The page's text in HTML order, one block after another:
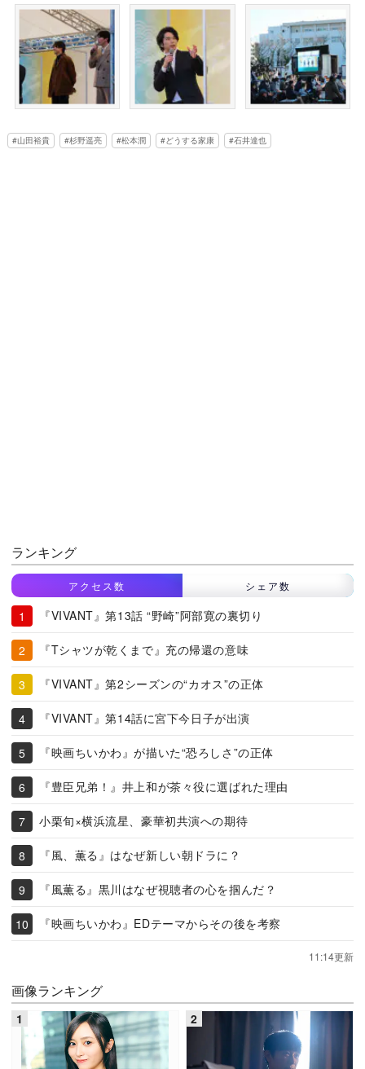
山田裕貴 杉野遥亮 松本潤 どうする家康 石井達也
ランキング
アクセス数 シェア数
『VIVANT』第13話 “野崎”阿部寛の裏切り
『Tシャツが乾くまで』充の帰還の意味
『VIVANT』第2シーズンの“カオス”の正体
『VIVANT』第14話に宮下今日子が出演
『映画ちいかわ』が描いた“恐ろしさ”の正体
『豊臣兄弟！』井上和が茶々役に選ばれた理由
小栗旬×横浜流星、豪華初共演への期待
『風、薫る』はなぜ新しい朝ドラに？
『風薫る』黒川はなぜ視聴者の心を掴んだ？
『映画ちいかわ』EDテーマからその後を考察
11:14更新
画像ランキング